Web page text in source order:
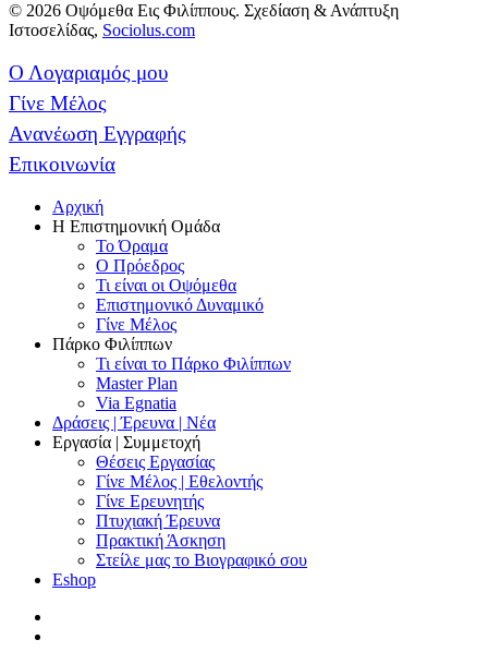
© 2026 Οψόμεθα Εις Φιλίππους. Σχεδίαση & Ανάπτυξη
Ιστοσελίδας, Sociolus.com
Ο Λογαριαμός μου
Γίνε Μέλος
Ανανέωση Εγγραφής
Επικοινωνία
Αρχική
Η Επιστημονική Ομάδα
Το Όραμα
Ο Πρόεδρος
Τι είναι οι Οψόμεθα
Επιστημονικό Δυναμικό
Γίνε Μέλος
Πάρκο Φιλίππων
Τι είναι το Πάρκο Φιλίππων
Master Plan
Via Egnatia
Δράσεις | Έρευνα | Νέα
Εργασία | Συμμετοχή
Θέσεις Εργασίας
Γίνε Μέλος | Εθελοντής
Γίνε Ερευνητής
Πτυχιακή Έρευνα
Πρακτική Άσκηση
Στείλε μας το Βιογραφικό σου
Eshop